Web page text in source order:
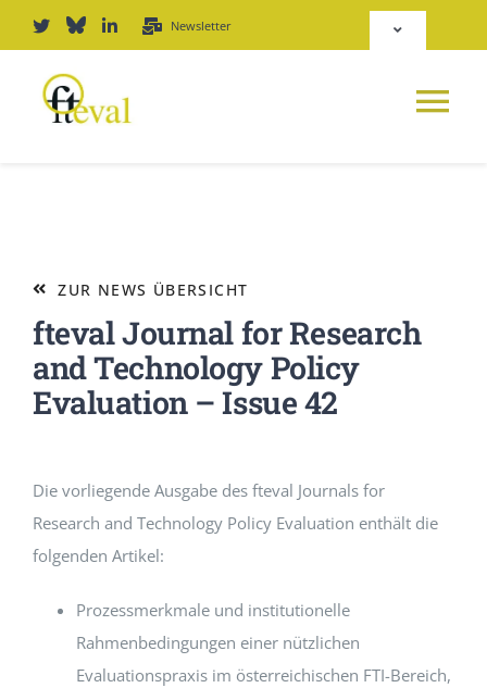
Inhalt
springen
Newsletter
Toggle
Deutsch
Login
JOURNAL
PODCAST
EVENTS
STANDARDS
ZUR NEWS ÜBERSICHT
fteval Journal for Research
and Technology Policy
Evaluation – Issue 42
Die vorliegende Ausgabe des fteval Journals for
Research and Technology Policy Evaluation enthält die
folgenden Artikel:
Prozessmerkmale und institutionelle
Rahmenbedingungen einer nützlichen
Evaluationspraxis im österreichischen FTI-Bereich,